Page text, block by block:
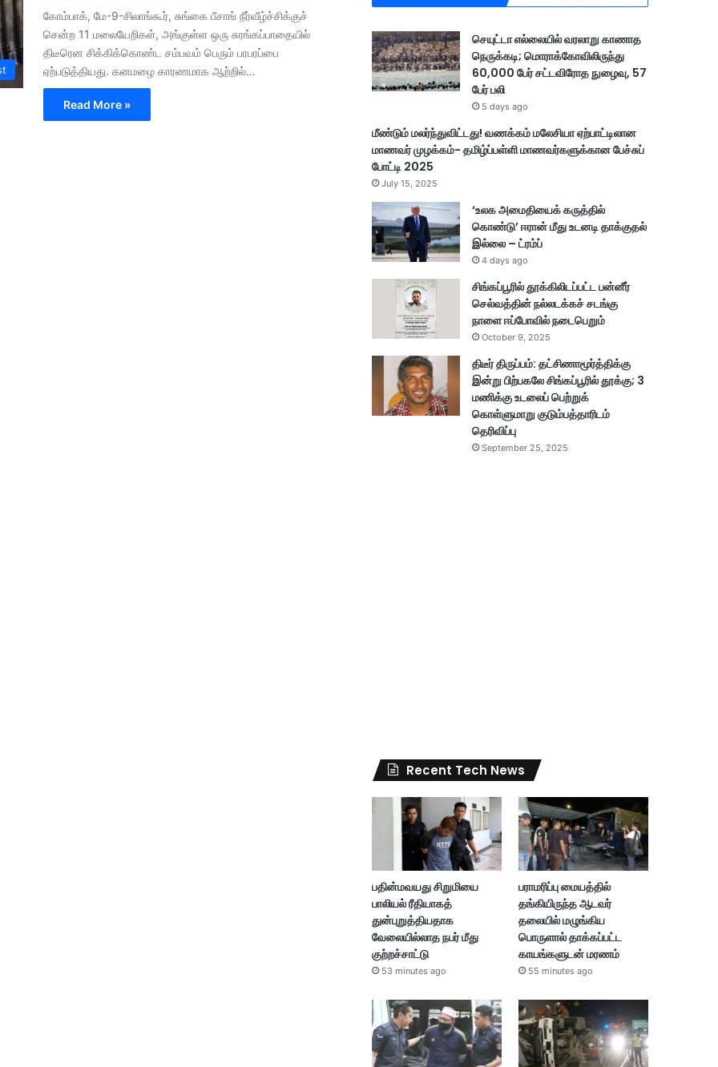
கோம்பாக், மே-9-சிலாங்கூர், சுங்கை பீசாங் நீர்வீழ்ச்சிக்குச்
சென்ற 11 மலையேறிகள், அங்குள்ள ஒரு சுரங்கப்பாதையில்
திடீரென சிக்கிக்கொண்ட சம்பவம் பெரும் பரபரப்பை
ஏற்படுத்தியது. கனமழை காரணமாக ஆற்றில்…
Read More »
செயுட்டா எல்லையில் வரலாறு காணாத
நெருக்கடி; மொராக்கோவிலிருந்து
60,000 பேர் சட்டவிரோத நுழைவு, 57
பேர் பலி
5 days ago
மீண்டும் மலர்ந்துவிட்டது! வணக்கம் மலேசியா ஏற்பாட்டிலான
மாணவர் முழக்கம்- தமிழ்ப்பள்ளி மாணவர்களுக்கான பேச்சுப்
போட்டி 2025
July 15, 2025
‘உலக அமைதியைக் கருத்தில்
கொண்டு’ ஈரான் மீது உடனடி தாக்குதல்
இல்லை – ட்ரம்ப்
4 days ago
சிங்கப்பூரில் தூக்கிலிடப்பட்ட பன்னீர்
செல்வத்தின் நல்லடக்கச் சடங்கு
நாளை ஈப்போவில் நடைபெறும்
October 9, 2025
திடீர் திருப்பம்: தட்சிணாமூர்த்திக்கு
இன்று பிற்பகலே சிங்கப்பூரில் தூக்கு; 3
மணிக்கு உடலைப் பெற்றுக்
கொள்ளுமாறு குடும்பத்தாரிடம்
தெரிவிப்பு
September 25, 2025
Recent Tech News
பதின்மவயது சிறுமியை
பாலியல் ரீதியாகத்
துன்புறுத்தியதாக
வேலையில்லாத நபர் மீது
குற்றச்சாட்டு
53 minutes ago
பராமரிப்பு மையத்தில்
தங்கியிருந்த ஆடவர்
தலையில் மழுங்கிய
பொருளால் தாக்கப்பட்ட
காயங்களுடன் மரணம்
55 minutes ago